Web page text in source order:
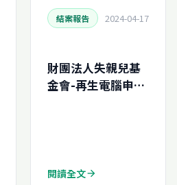
結案報告 2024-04-17
財團法人失親兒基
金會-再生電腦申請
閱讀全文arrow_forward